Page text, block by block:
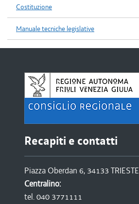
Costituzione
Manuale tecniche legislative
Recapiti e contatti
Piazza Oberdan 6, 34133 TRIESTE
Centralino:
tel. 040 3771111